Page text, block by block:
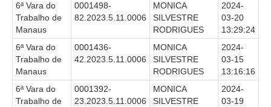
6ª Vara do
Trabalho de
Manaus
0001498-
82.2023.5.11.0006
MONICA
SILVESTRE
RODRIGUES
2024-
03-20
13:29:24
6ª Vara do
Trabalho de
Manaus
0001436-
42.2023.5.11.0006
MONICA
SILVESTRE
RODRIGUES
2024-
03-15
13:16:16
6ª Vara do
Trabalho de
0001392-
23.2023.5.11.0006
MONICA
SILVESTRE
2024-
03-19